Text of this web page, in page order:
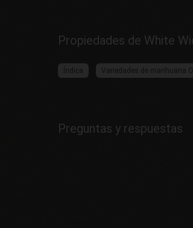
Propiedades de White
Índica Variedades de marihuana
Preguntas y respuestas